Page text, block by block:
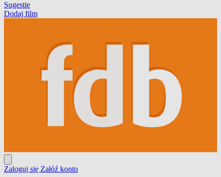
Sugestie
Dodaj film
Zaloguj się Załóź konto